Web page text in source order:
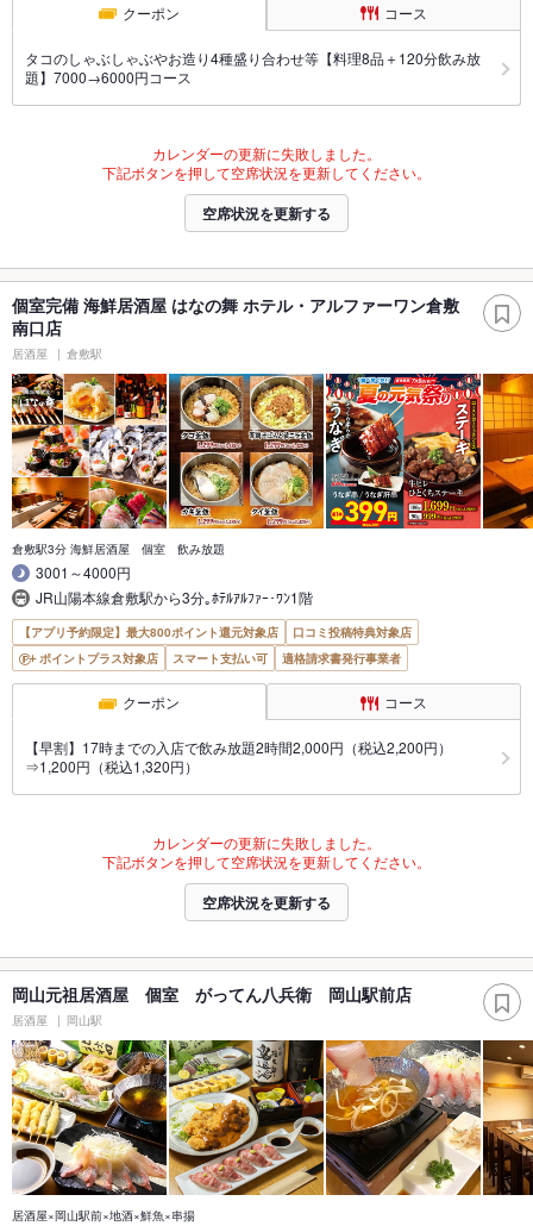
クーポン コース
タコのしゃぶしゃぶやお造り4種盛り合わせ等【料理8品＋120分飲み放
題】7000→6000円コース
カレンダーの更新に失敗しました。
下記ボタンを押して空席状況を更新してください。
空席状況を更新する
個室完備 海鮮居酒屋 はなの舞 ホテル・アルファーワン倉敷
南口店
居酒屋 倉敷駅
倉敷駅3分 海鮮居酒屋 個室 飲み放題
3001～4000円
JR山陽本線倉敷駅から3分｡ﾎﾃﾙｱﾙﾌｧｰ･ﾜﾝ1階
【アプリ予約限定】最大800ポイント還元対象店
口コミ投稿特典対象店
ポイントプラス対象店
スマート支払い可 適格請求書発行事業者
クーポン コース
【早割】17時までの入店で飲み放題2時間2,000円（税込2,200円）
⇒1,200円（税込1,320円）
カレンダーの更新に失敗しました。
下記ボタンを押して空席状況を更新してください。
空席状況を更新する
岡山元祖居酒屋 個室 がってん八兵衛 岡山駅前店
居酒屋 岡山駅
居酒屋×岡山駅前×地酒×鮮魚×串揚